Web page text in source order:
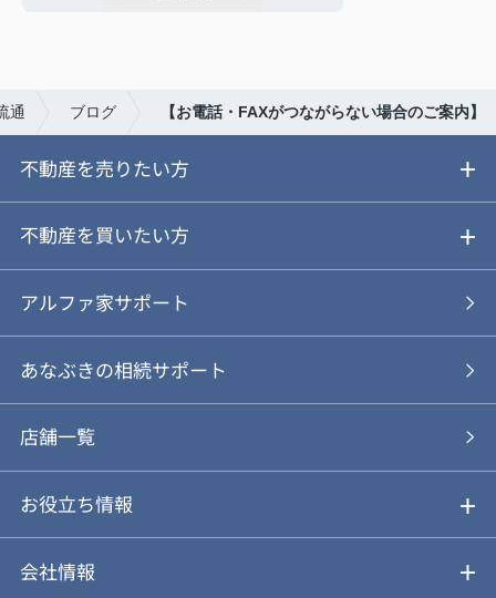
通 ブログ 【お電話・FAXがつながらない場合のご案内】
不動産を売りたい方
ご売却ガイド
ご売却の流れ
あなぶきの仲介
あなぶきの買取
仲介と買取のメリット・デメリット
動画やパンフレットで見る
不動産を買いたい方
ご購入ガイド
物件を探す
購入の流れ
購入前も後も安心サポート
お気に入り
アルファ家サポート
あなぶきの相続サポート
店舗一覧
お役立ち情報
不動産Q&A
会社情報